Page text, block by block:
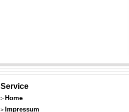
Service
> Home
> Impressum